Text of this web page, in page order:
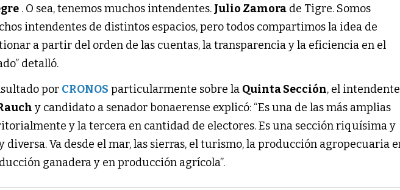
. O sea, tenemos muchos intendentes. Julio Zamora de Tigre. Somos
intendentes de distintos espacios, pero todos compartimos la idea de
a partir del orden de las cuentas, la transparencia y la eficiencia en el
detalló.
por CRONOS particularmente sobre la Quinta Sección, el intendente
y candidato a senador bonaerense explicó: “Es una de las más amplias
y la tercera en cantidad de electores. Es una sección riquísima y
diversa. Va desde el mar, las sierras, el turismo, la producción agropecuaria
ganadera y en producción agrícola”.